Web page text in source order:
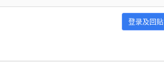
登录及回贴